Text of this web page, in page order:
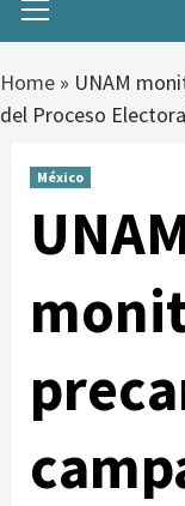
Menu
Home » UNAM
del Proceso
México